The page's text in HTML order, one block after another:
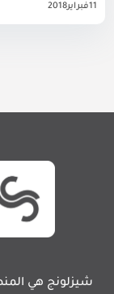
11فبراير2018
شيزلونج هي